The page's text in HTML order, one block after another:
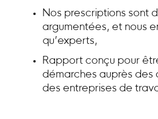
Nos prescriptions sont
argumentées, et nous
qu’experts,
Rapport conçu pour
démarches auprès des
des entreprises de